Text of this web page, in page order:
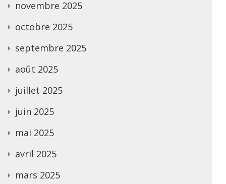
novembre 2025
octobre 2025
septembre 2025
août 2025
juillet 2025
juin 2025
mai 2025
avril 2025
mars 2025